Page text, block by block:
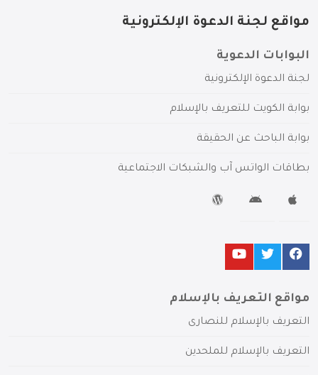
مواقع لجنة الدعوة الإلكترونية
البوابات الدعوية
لجنة الدعوة الإلكترونية
بوابة الكويت للتعريف بالإسلام
بوابة الباحث عن الحقيقة
بطاقات الواتس آب والشبكات الاجتماعية
مواقع التعريف بالإسلام
التعريف بالإسلام للنصارى
التعريف بالإسلام للملحدين